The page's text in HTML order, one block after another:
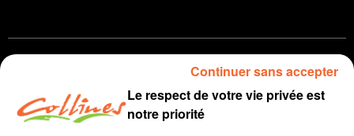
23 juin 2025 - 11 min 57 sec
Le respect de votre vie privée est
notre priorité
Continuer sans accepter